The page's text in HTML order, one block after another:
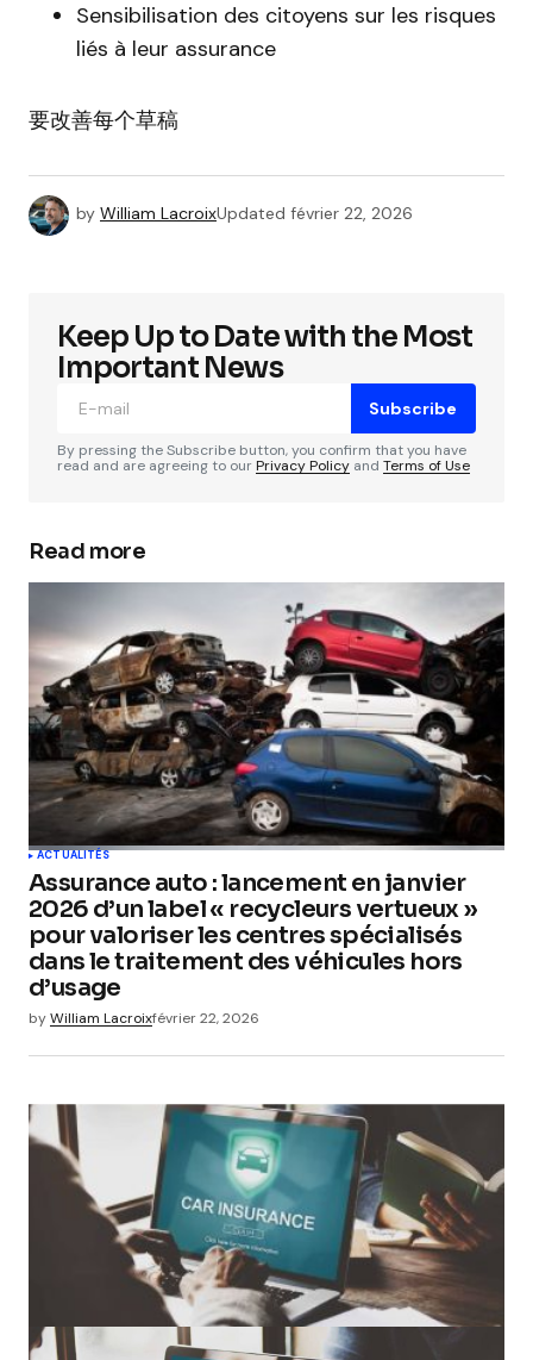
Sensibilisation des citoyens sur les risques
liés à leur assurance
要改善每个草稿
by William LacroixUpdated février 22, 2026
Keep Up to Date with the Most
Important News
Subscribe
By pressing the Subscribe button, you confirm that you have
read and are agreeing to ourPrivacy Policy and Terms of Use
Read more
ACTUALITÉS
Assurance auto : lancement en janvier
2026 d’un label « recycleurs vertueux »
pour valoriser les centres spécialisés
dans le traitement des véhicules hors
d’usage
byWilliam Lacroixfévrier 22, 2026